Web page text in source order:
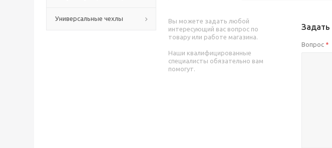
Универсальные чехлы
Вы можете задать любой
интересующий вас вопрос по
товару или работе магазина.
Наши квалифицированные
специалисты обязательно вам
помогут.
Задать
Вопрос *